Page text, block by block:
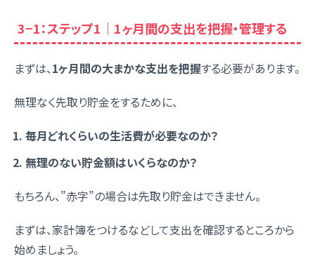
3−1：ステップ1｜1ヶ月間の支出を把握・管理する
まずは、1ヶ月間の大まかな支出を把握する必要があります。
無理なく先取り貯金をするために、
毎月どれくらいの生活費が必要なのか？
無理のない貯金額はいくらなのか？
もちろん、”赤字”の場合は先取り貯金はできません。
まずは、家計簿をつけるなどして支出を確認するところから
始めましょう。